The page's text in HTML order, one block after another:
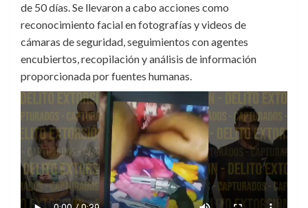
de 50 días. Se llevaron a cabo acciones como
reconocimiento facial en fotografías y videos de
cámaras de seguridad, seguimientos con agentes
encubiertos, recopilación y análisis de información
proporcionada por fuentes humanas.